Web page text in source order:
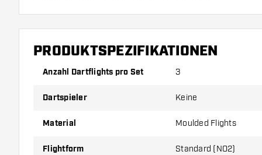
Probieren Sie eine andere Form, ein anderes
Ihnen passt!
PRODUKTSPEZIFIKATIONEN
Anzahl Dartflights pro Set 3
Dartspieler Keine
Material Moulded Flights
Flightform Standard (NO2)